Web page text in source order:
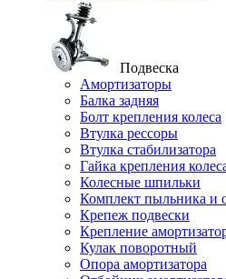
Подвеска
Амортизаторы
Балка задняя
Болт крепления колеса
Втулка рессоры
Втулка стабилизатора
Гайка крепления
Колесные шпильки
Комплект пыльника и
Крепеж подвески
Крепление
Кулак поворотный
Опора амортизатора